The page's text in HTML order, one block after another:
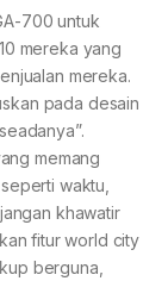
700 untuk
mereka yang
mereka.
pada desain
memang
waktu,
khawatir
fitur world city
berguna,